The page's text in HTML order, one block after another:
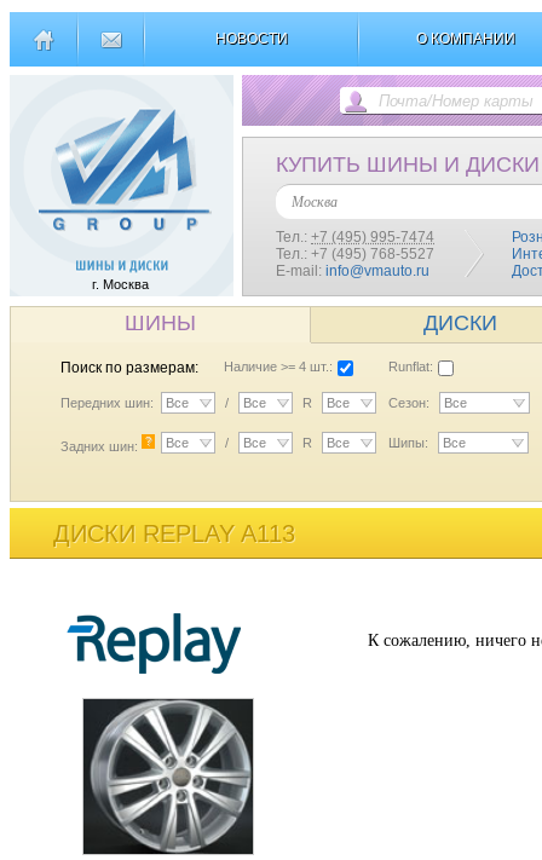
НОВОСТИ О КОМПАНИИ
г. Москва
КУПИТЬ ШИНЫ И ДИСКИ
Москва
Тел.: +7 (495) 995-7474
Тел.: +7 (495) 768-5527
E-mail: info@vmauto.ru
ШИНЫ ДИСКИ
Поиск по размерам: Наличие >= 4 шт.: Runflat:
Передних шин: Все / Все R Все Сезон: Все
Задних шин: ? Все / Все R Все Шипы: Все
ДИСКИ REPLAY A113
К сожалению, ничего